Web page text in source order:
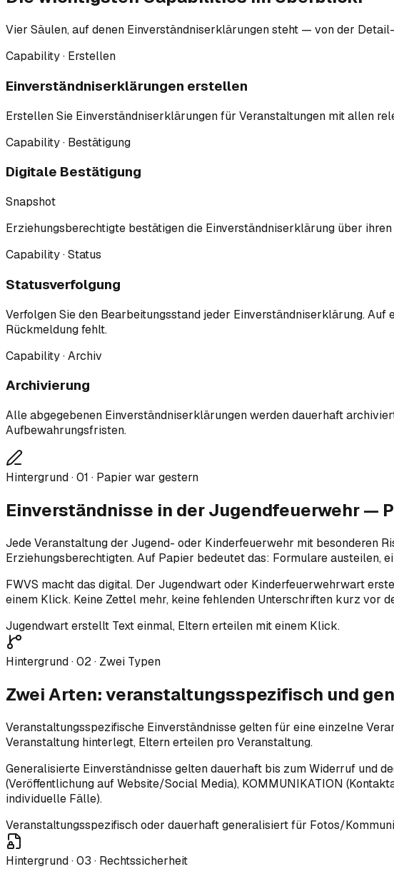
Vier Säulen, auf denen Einverständniserklärungen steht — von der
Capability · Erstellen
Einverständniserklärungen erstellen
Erstellen Sie Einverständniserklärungen für Veranstaltungen mit allen
Capability · Bestätigung
Digitale Bestätigung
Snapshot
Erziehungsberechtigte bestätigen die Einverständniserklärung über
Capability · Status
Statusverfolgung
Verfolgen Sie den Bearbeitungsstand jeder Einverständniserklärung.
Rückmeldung fehlt.
Capability · Archiv
Archivierung
Alle abgegebenen Einverständniserklärungen werden dauerhaft
Aufbewahrungsfristen.
Hintergrund ·01 · Papier war gestern
Einverständnisse in der Jugendfeuerwehr —
Jede Veranstaltung der Jugend- oder Kinderfeuerwehr mit besonderen
Erziehungsberechtigten. Auf Papier bedeutet das: Formulare austeilen,
FWVS macht das digital. Der Jugendwart oder Kinderfeuerwehrwart
einem Klick. Keine Zettel mehr, keine fehlenden Unterschriften kurz vor
Jugendwart erstellt Text einmal, Eltern erteilen mit einem Klick.
Hintergrund ·02· Zwei Typen
Zwei Arten: veranstaltungsspezifisch und
Veranstaltungsspezifische Einverständnisse gelten für eine einzelne
Veranstaltung hinterlegt, Eltern erteilen pro Veranstaltung.
Generalisierte Einverständnisse gelten dauerhaft bis zum Widerruf und
(Veröffentlichung auf Website/Social Media), KOMMUNIKATION
individuelle Fälle).
Veranstaltungsspezifisch oder dauerhaft generalisiert für Fotos/
Hintergrund ·03 · Rechtssicherheit